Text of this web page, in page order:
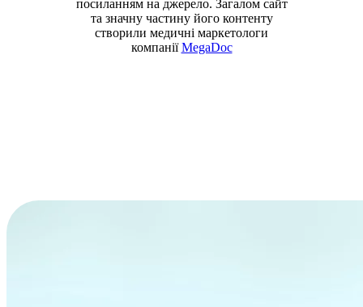
посиланням на джерело. Загалом сайт
та значну частину його контенту
створили медичні маркетологи
компаніїMegaDoc